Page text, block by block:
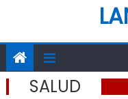
SALUD